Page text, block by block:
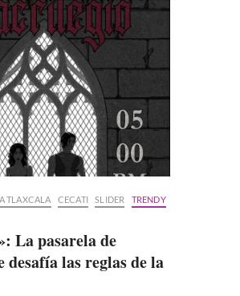
TLAXCALA CECATI SLIDER
TRENDY
La pasarela de
desafía las reglas de la